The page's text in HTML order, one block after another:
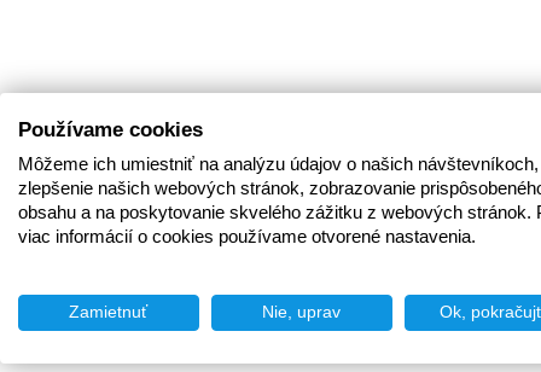
Používame cookies
Môžeme ich umiestniť na analýzu údajov o našich
zlepšenie našich webových stránok, zobrazovanie
obsahu a na poskytovanie skvelého zážitku z webových stránok.
viac informácií o cookies používame otvorené nastavenia.
Zamietnuť Nie, uprav Ok,